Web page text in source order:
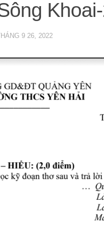
9 26, 2022